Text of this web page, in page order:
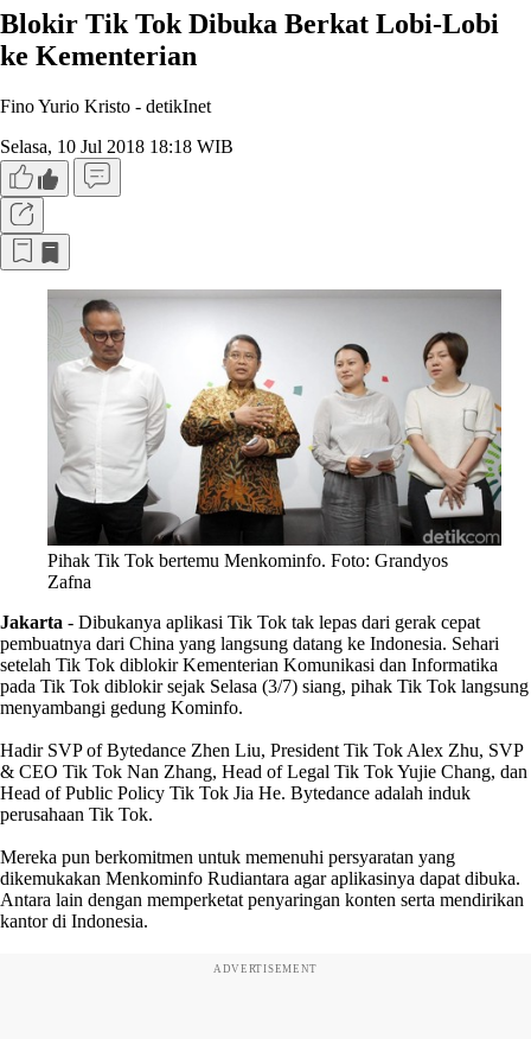
Blokir Tik Tok Dibuka Berkat Lobi-Lobi
ke Kementerian
Fino Yurio Kristo - detikInet
Selasa, 10 Jul 2018 18:18 WIB
Pihak Tik Tok bertemu Menkominfo. Foto: Grandyos
Zafna
Jakarta - Dibukanya aplikasi Tik Tok tak lepas dari gerak cepat
pembuatnya dari China yang langsung datang ke Indonesia. Sehari
setelah Tik Tok diblokir Kementerian Komunikasi dan Informatika
pada Tik Tok diblokir sejak Selasa (3/7) siang, pihak Tik Tok langsung
menyambangi gedung Kominfo.
Hadir SVP of Bytedance Zhen Liu, President Tik Tok Alex Zhu, SVP
& CEO Tik Tok Nan Zhang, Head of Legal Tik Tok Yujie Chang, dan
Head of Public Policy Tik Tok Jia He. Bytedance adalah induk
perusahaan Tik Tok.
Mereka pun berkomitmen untuk memenuhi persyaratan yang
dikemukakan Menkominfo Rudiantara agar aplikasinya dapat dibuka.
Antara lain dengan memperketat penyaringan konten serta mendirikan
kantor di Indonesia.
ADVERTISEMENT